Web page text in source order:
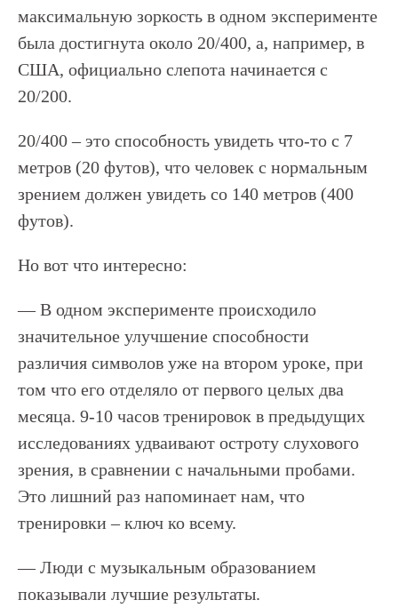
максимальную зоркость в одном эксперименте
была достигнута около 20/400, а, например, в
США, официально слепота начинается с
20/200.
20/400 – это способность увидеть что-то с 7
метров (20 футов), что человек с нормальным
зрением должен увидеть co 140 метров (400
футов).
Но вот что интересно:
— В одном эксперименте происходило
значительное улучшение способности
различия символов уже на втором уроке, при
том что его отделяло от первого целых два
месяца. 9-10 часов тренировок в предыдущих
исследованиях удваивают остроту слухового
зрения, в сравнении с начальными пробами.
Это лишний раз напоминает нам, что
тренировки – ключ ко всему.
— Люди с музыкальным образованием
показывали лучшие результаты.